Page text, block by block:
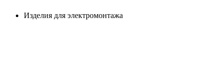
Изделия для электромонтажа